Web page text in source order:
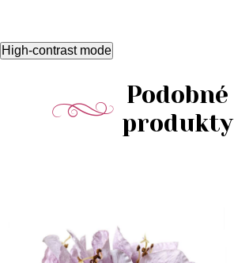
High-contrast mode
Podobné
produkty